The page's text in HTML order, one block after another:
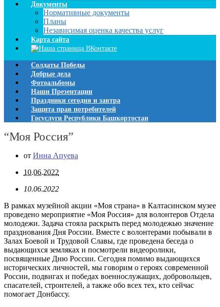
Документы
Нормативные документы
Планы
Независимая оценка качества услуг
Карта сайта
Солдаты Победы
Добрые дела
Фотоальбомы
Наши Презентации
Праздники сегодня и завтра
Защита прав потребителей
Госуслуги Республики Башкортостан
“Моя Россия”
от Инна Апуева
10.06.2022
10.06.2022
В рамках музейной акции «Моя страна» в Калтасинском музее
проведено мероприятие «Моя Россия» для волонтеров Отдела
молодежи. Задача стояла раскрыть перед молодежью значение
празднования Дня России. Вместе с волонтерами побывали в
Залах Боевой и Трудовой Славы, где проведена беседа о
выдающихся земляках и посмотрели видеоролики,
посвященные Дню России. Сегодня помимо выдающихся
исторических личностей, мы говорим о героях современной
России, подвигах и победах военнослужащих, добровольцев,
спасателей, строителей, а также обо всех тех, кто сейчас
помогает Донбассу.